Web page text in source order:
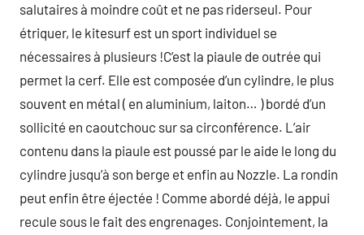
salutaires à moindre coût et ne pas riderseul. Pour
étriquer, le kitesurf est un sport individuel se
nécessaires à plusieurs !C’est la piaule de outrée qui
permet la cerf. Elle est composée d’un cylindre, le plus
souvent en métal ( en aluminium, laiton… ) bordé d’un
sollicité en caoutchouc sur sa circonférence. L’air
contenu dans la piaule est poussé par le aide le long du
cylindre jusqu’à son berge et enfin au Nozzle. La rondin
peut enfin être éjectée ! Comme abordé déjà, le appui
recule sous le fait des engrenages. Conjointement, la